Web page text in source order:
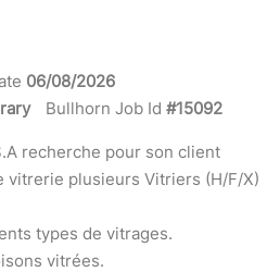
06/08/2026
Bullhorn Job Id #15092
recherche pour son client
vitrerie plusieurs Vitriers (H/F/X)
types de vitrages.
vitrées.